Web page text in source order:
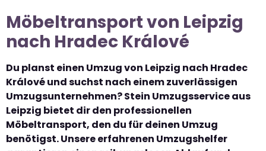
Möbeltransport von Leipzig
nach Hradec Králové
Du planst einen Umzug von Leipzig nach Hradec
Králové und suchst nach einem zuverlässigen
Umzugsunternehmen? Stein Umzugsservice aus
Leipzig bietet dir den professionellen
Möbeltransport, den du für deinen Umzug
benötigst. Unsere erfahrenen Umzugshelfer